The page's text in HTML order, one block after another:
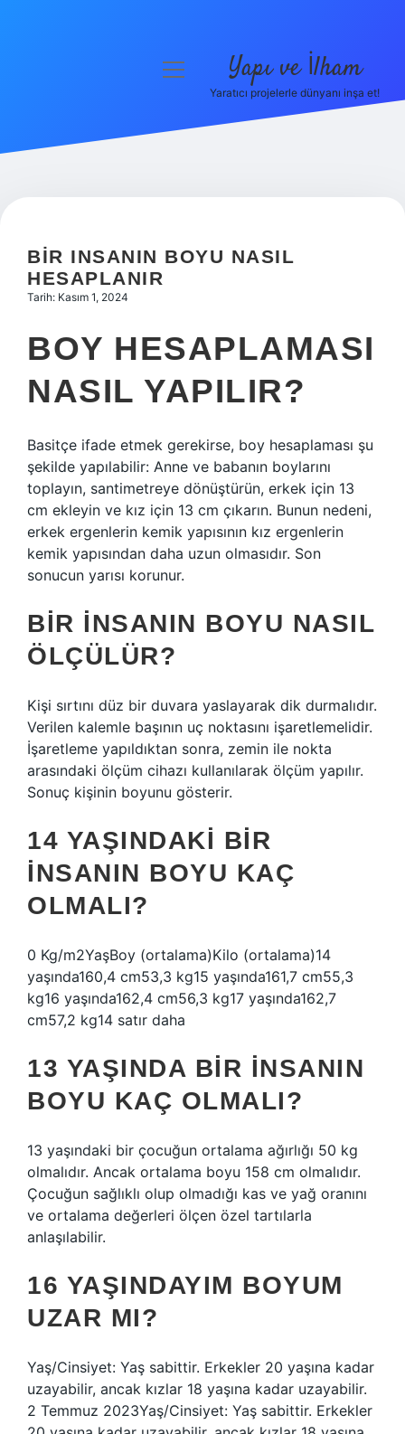
Hakkımızda
menüyü
Yapı ve İlham
Yaratıcı projelerle dünyanı inşa et!
BIR INSANIN BOYU NASIL
HESAPLANIR
Tarih: Kasım 1, 2024
BOY HESAPLAMASI
NASIL YAPILIR?
Basitçe ifade etmek gerekirse, boy hesaplaması şu
şekilde yapılabilir: Anne ve babanın boylarını
toplayın, santimetreye dönüştürün, erkek için 13
cm ekleyin ve kız için 13 cm çıkarın. Bunun nedeni,
erkek ergenlerin kemik yapısının kız ergenlerin
kemik yapısından daha uzun olmasıdır. Son
sonucun yarısı korunur.
BIR INSANIN BOYU NASIL
ÖLÇÜLÜR?
Kişi sırtını düz bir duvara yaslayarak dik durmalıdır.
Verilen kalemle başının uç noktasını işaretlemelidir.
İşaretleme yapıldıktan sonra, zemin ile nokta
arasındaki ölçüm cihazı kullanılarak ölçüm yapılır.
Sonuç kişinin boyunu gösterir.
14 YAŞINDAKI BIR
INSANIN BOYU KAÇ
OLMALI?
0 Kg/m2YaşBoy (ortalama)Kilo (ortalama)14
yaşında160,4 cm53,3 kg15 yaşında161,7 cm55,3
kg16 yaşında162,4 cm56,3 kg17 yaşında162,7
cm57,2 kg14 satır daha
13 YAŞINDA BIR INSANIN
BOYU KAÇ OLMALI?
13 yaşındaki bir çocuğun ortalama ağırlığı 50 kg
olmalıdır. Ancak ortalama boyu 158 cm olmalıdır.
Çocuğun sağlıklı olup olmadığı kas ve yağ oranını
ve ortalama değerleri ölçen özel tartılarla
anlaşılabilir.
16 YAŞINDAYIM BOYUM
UZAR MI?
Yaş/Cinsiyet: Yaş sabittir. Erkekler 20 yaşına kadar
uzayabilir, ancak kızlar 18 yaşına kadar uzayabilir.
2 Temmuz 2023Yaş/Cinsiyet: Yaş sabittir. Erkekler